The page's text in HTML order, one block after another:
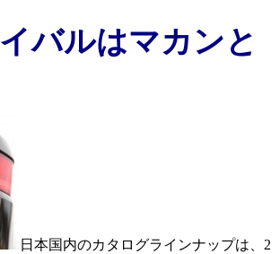
バルはマカンと
日本国内のカタログラインナップは、2